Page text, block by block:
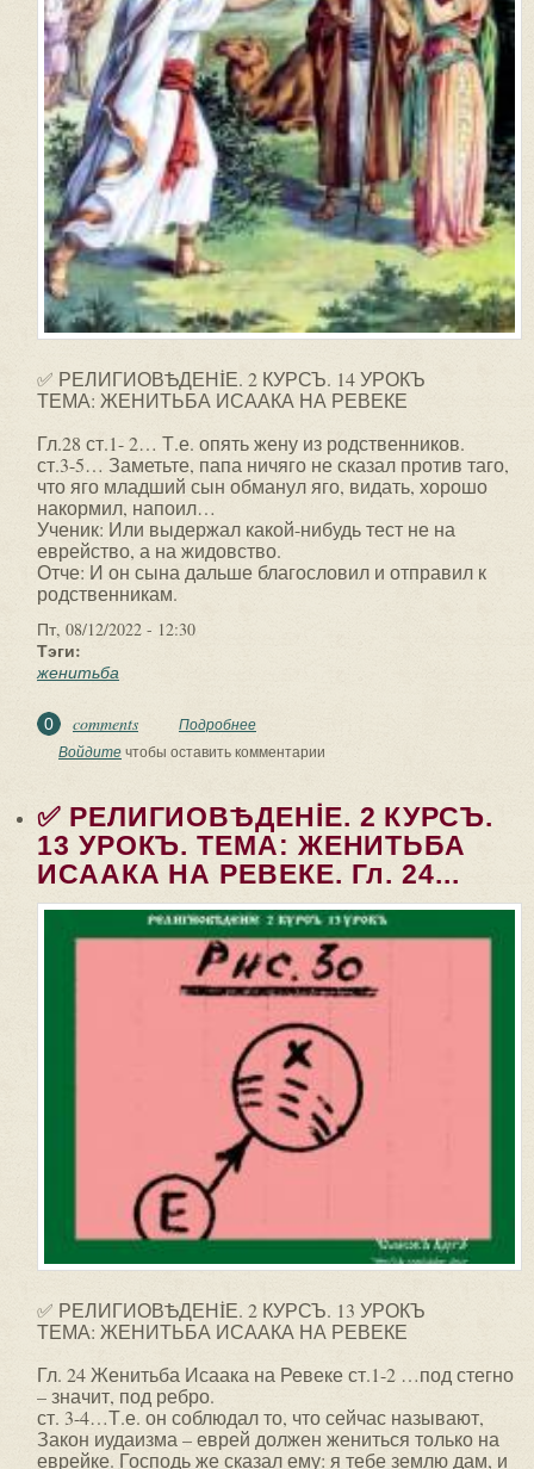
✅ РЕЛИГИОВѢДЕНİЕ. 2 КУРСЪ. 14 УРОКЪ
ТЕМА: ЖЕНИТЬБА ИСААКА НА РЕВЕКЕ
Гл.28 ст.1- 2… Т.е. опять жену из родственников.
ст.3-5… Заметьте, папа ничяго не сказал против таго,
что яго младший сын обманул яго, видать, хорошо
накормил, напоил…
Ученик: Или выдержал какой-нибудь тест не на
еврейство, а на жидовство.
Отче: И он сына дальше благословил и отправил к
родственникам.
Пт, 08/12/2022 - 12:30
Тэги:
женитьба
0 comments Подробнее
УРОКЪ. ТЕМА: ЖЕНИТЬБА ИСААКА НА
Войдитечтобы оставить комментарии
✅ РЕЛИГИОВѢДЕНİЕ. 2 КУРСЪ.
13 УРОКЪ. ТЕМА: ЖЕНИТЬБА
ИСААКА НА РЕВЕКЕ. Гл. 24...
✅ РЕЛИГИОВѢДЕНİЕ. 2 КУРСЪ. 13 УРОКЪ
ТЕМА: ЖЕНИТЬБА ИСААКА НА РЕВЕКЕ
Гл. 24 Женитьба Исаака на Ревеке ст.1-2 …под стегно
– значит, под ребро.
ст. 3-4…Т.е. он соблюдал то, что сейчас называют,
Закон иудаизма – еврей должен жениться только на
еврейке. Господь же сказал ему: я тебе землю дам, и